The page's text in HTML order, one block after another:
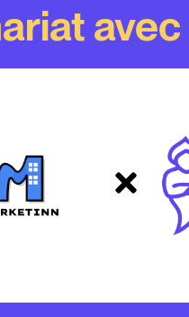
avec